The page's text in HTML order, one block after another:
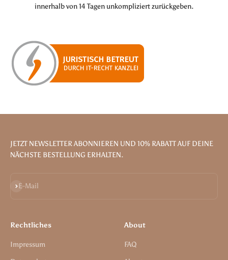
innerhalb von 14 Tagen unkompliziert zurückgeben.
JETZT NEWSLETTER ABONNIEREN UND 10% RABATT AUF DEINE
NÄCHSTE BESTELLUNG ERHALTEN.
E-Mail
Abonnieren
Rechtliches
Impressum
About
FAQ